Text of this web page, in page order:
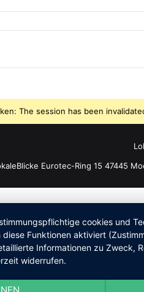
The session has been
Eurotec-Ring 15 47445
cookies und
Funktionen aktiviert
Informationen zu Zweck,
widerrufen.